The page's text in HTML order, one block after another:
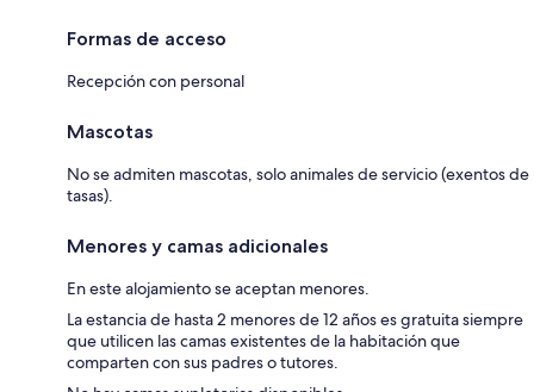
Formas de acceso
Recepción con personal
Mascotas
No se admiten mascotas, solo animales de servicio (exentos de
tasas).
Menores y camas adicionales
En este alojamiento se aceptan menores.
La estancia de hasta 2 menores de 12 años es gratuita siempre
que utilicen las camas existentes de la habitación que
comparten con sus padres o tutores.